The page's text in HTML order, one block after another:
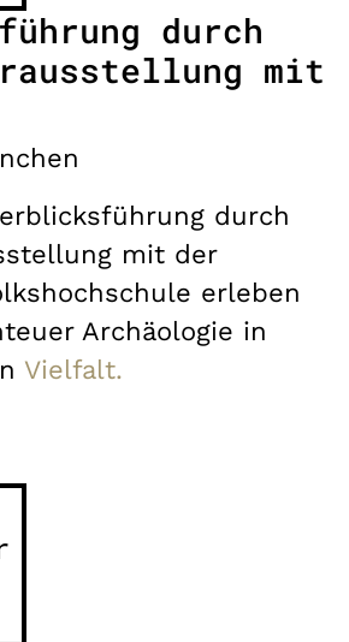
durch
mit
durch
mit der
erleben
Archäologie in
Vielfalt.